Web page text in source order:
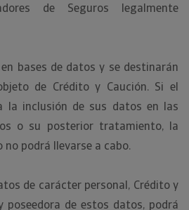
de Seguros legalmente
bases de datos y se destinarán
de Crédito y Caución. Si el
la inclusión de sus datos en las
o su posterior tratamiento, la
podrá llevarse a cabo.
de carácter personal, Crédito y
poseedora de estos datos, podrá